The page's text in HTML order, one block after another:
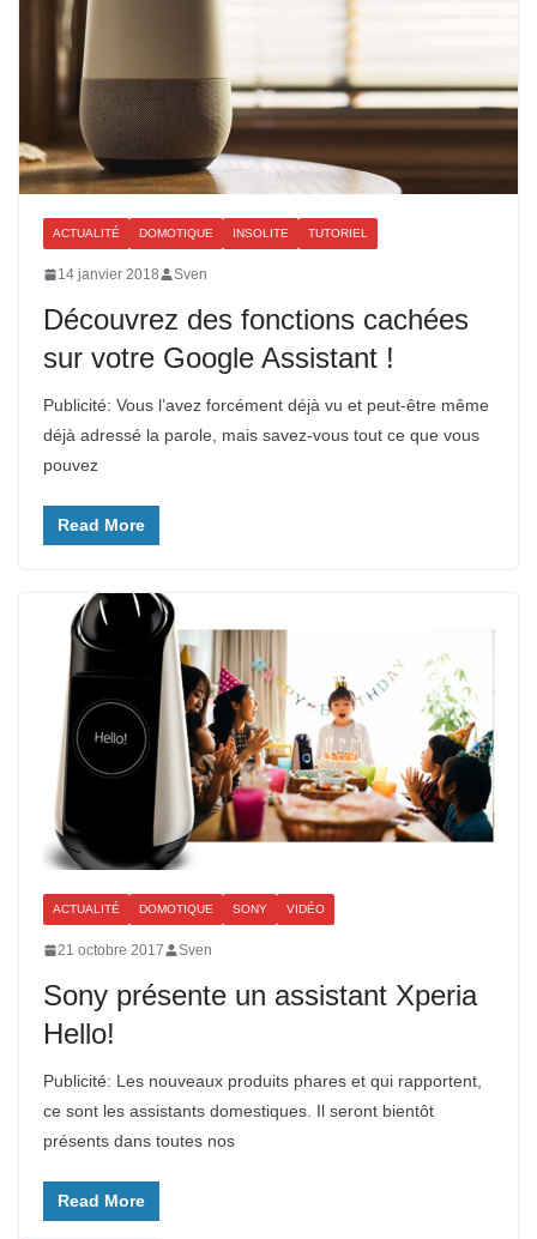
ACTUALITÉ DOMOTIQUE INSOLITE TUTORIEL
14 janvier 2018 Sven
Découvrez des fonctions cachées
sur votre Google Assistant !
Publicité: Vous l’avez forcément déjà vu et peut-être même
déjà adressé la parole, mais savez-vous tout ce que vous
pouvez
Read More
ACTUALITÉ DOMOTIQUE SONY VIDÉO
21 octobre 2017 Sven
Sony présente un assistant Xperia
Hello!
Publicité: Les nouveaux produits phares et qui rapportent,
ce sont les assistants domestiques. Il seront bientôt
présents dans toutes nos
Read More